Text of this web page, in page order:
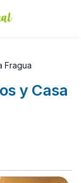
Fragua
y Casa